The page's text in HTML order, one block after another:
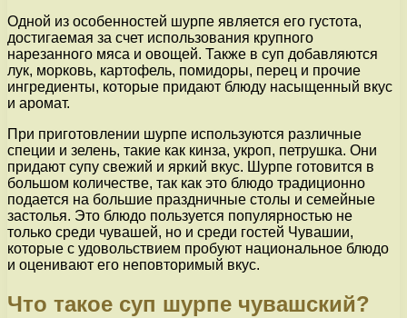
Одной из особенностей шурпе является его густота,
достигаемая за счет использования крупного
нарезанного мяса и овощей. Также в суп добавляются
лук, морковь, картофель, помидоры, перец и прочие
ингредиенты, которые придают блюду насыщенный вкус
и аромат.
При приготовлении шурпе используются различные
специи и зелень, такие как кинза, укроп, петрушка. Они
придают супу свежий и яркий вкус. Шурпе готовится в
большом количестве, так как это блюдо традиционно
подается на большие праздничные столы и семейные
застолья. Это блюдо пользуется популярностью не
только среди чувашей, но и среди гостей Чувашии,
которые с удовольствием пробуют национальное блюдо
и оценивают его неповторимый вкус.
Что такое суп шурпе чувашский?